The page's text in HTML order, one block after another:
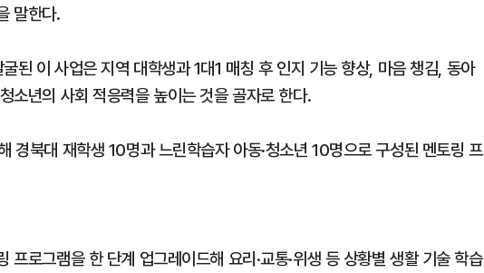
말한다.
된 이 사업은 지역 대학생과 1대1 매칭 후 인지 기능 향상, 마음 챙김, 동아
소년의 사회 적응력을 높이는 것을 골자로 한다.
경북대 재학생 10명과 느린학습자 아동·청소년 10명으로 구성된 멘토링 프
프로그램을 한 단계 업그레이드해 요리·교통·위생 등 상황별 생활 기술 학습